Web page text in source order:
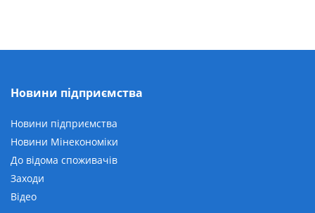
Новини підприємства
Новини підприємства
Новини Мінекономіки
До відома споживачів
Заходи
Відео